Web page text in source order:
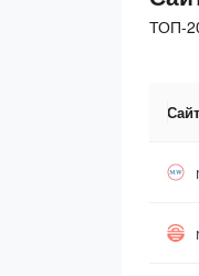
ТОП-
Сайт